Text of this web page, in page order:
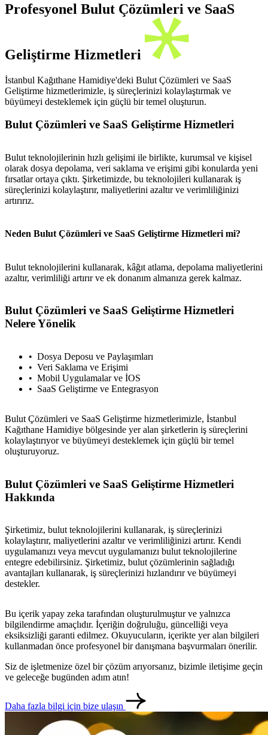
Profesyonel Bulut Çözümleri ve SaaS
Geliştirme Hizmetleri
İstanbul Kağıthane Hamidiye'deki Bulut Çözümleri ve SaaS
Geliştirme hizmetlerimizle, iş süreçlerinizi kolaylaştırmak ve
büyümeyi desteklemek için güçlü bir temel oluşturun.
Bulut Çözümleri ve SaaS Geliştirme Hizmetleri
Bulut teknolojilerinin hızlı gelişimi ile birlikte, kurumsal ve kişisel
olarak dosya depolama, veri saklama ve erişimi gibi konularda yeni
fırsatlar ortaya çıktı. Şirketimizde, bu teknolojileri kullanarak iş
süreçlerinizi kolaylaştırır, maliyetlerini azaltır ve verimliliğinizi
artırırız.
Neden Bulut Çözümleri ve SaaS Geliştirme Hizmetleri mi?
Bulut teknolojilerini kullanarak, kâğıt atlama, depolama maliyetlerini
azaltır, verimliliği artırır ve ek donanım almanıza gerek kalmaz.
Bulut Çözümleri ve SaaS Geliştirme Hizmetleri
Nelere Yönelik
Dosya Deposu ve Paylaşımları
Veri Saklama ve Erişimi
Mobil Uygulamalar ve İOS
SaaS Geliştirme ve Entegrasyon
Bulut Çözümleri ve SaaS Geliştirme hizmetlerimizle, İstanbul
Kağıthane Hamidiye bölgesinde yer alan şirketlerin iş süreçlerini
kolaylaştırıyor ve büyümeyi desteklemek için güçlü bir temel
oluşturuyoruz.
Bulut Çözümleri ve SaaS Geliştirme Hizmetleri
Hakkında
Şirketimiz, bulut teknolojilerini kullanarak, iş süreçlerinizi
kolaylaştırır, maliyetlerini azaltır ve verimliliğinizi artırır. Kendi
uygulamanızı veya mevcut uygulamanızı bulut teknolojilerine
entegre edebilirsiniz. Şirketimiz, bulut çözümlerinin sağladığı
avantajları kullanarak, iş süreçlerinizi hızlandırır ve büyümeyi
destekler.
Bu içerik yapay zeka tarafından oluşturulmuştur ve yalnızca
bilgilendirme amaçlıdır. İçeriğin doğruluğu, güncelliği veya
eksiksizliği garanti edilmez. Okuyucuların, içerikte yer alan bilgileri
kullanmadan önce profesyonel bir danışmana başvurmaları önerilir.
Siz de işletmenize özel bir çözüm arıyorsanız, bizimle iletişime geçin
ve geleceğe bugünden adım atın!
Daha fazla bilgi için bize ulaşın